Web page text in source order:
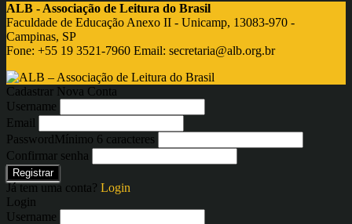
ALB - Associação de Leitura do Brasil
Faculdade de Educação Anexo II - Unicamp, 13083-970 -
Campinas, SP
Fone: +55 19 3521-7960 Email: secretaria@alb.org.br
Cadastrar Nova Conta
Username
Email
PasswordMínimo 6 caracteres
Confirmar senha
Registrar
Já tem uma conta? Login
Login
Username